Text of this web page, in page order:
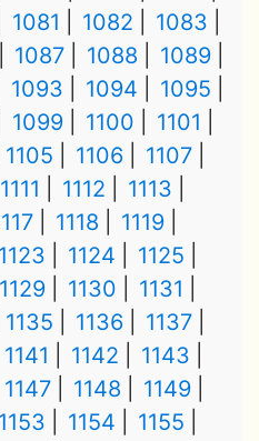
1081 1082
1083
1087 1088
1089
1093 1094
1095
1099 1100
1101
1105 1106
1107
1111 1112
1113
1118
1119
1123 1124
1125
1129 1130
1131
1135 1136
1137
1141 1142
1143
1147 1148
1149
1153 1154
1155